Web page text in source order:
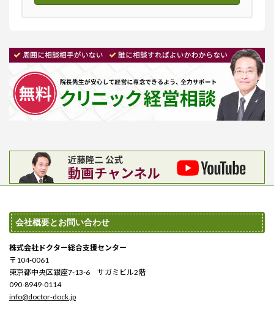
会社概要とお問い合わせ
株式会社ドクター総合支援センター
〒104-0061
東京都中央区銀座7-13-6 サガミビル2階
090-8949-0114
info@doctor-dock.jp